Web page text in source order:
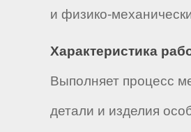
и физико-
Характеристика
Выполняет процесс
детали и изделия